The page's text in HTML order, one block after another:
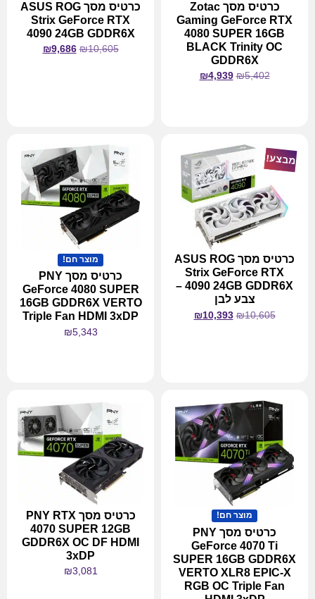
כרטיס מסך Zotac
Gaming GeForce RTX
4080 SUPER 16GB
BLACK Trinity OC
GDDR6X
₪5,402
₪4,939
כרטיס מסך ASUS ROG
Strix GeForce RTX
4090 24GB GDDR6X
₪10,605
₪9,686
מבצע!
כרטיס מסך ASUS ROG
Strix GeForce RTX
4090 24GB GDDR6X –
צבע לבן
₪10,605
₪10,393
מוצר חם!
כרטיס מסך PNY
GeForce 4080 SUPER
16GB GDDR6X VERTO
Triple Fan HDMI 3xDP
₪5,343
מוצר חם!
כרטיס מסך PNY
GeForce 4070 Ti
SUPER 16GB GDDR6X
VERTO XLR8 EPIC-X
RGB OC Triple Fan
כרטיס מסך PNY RTX
4070 SUPER 12GB
GDDR6X OC DF HDMI
3xDP
₪3,081